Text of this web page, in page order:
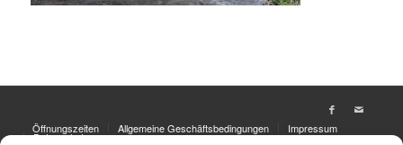
Öffnungszeiten Allgemeine Geschäftsbedingungen Impressum
Datenschutz